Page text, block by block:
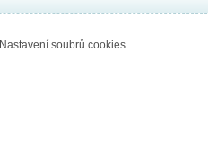
Nastavení soubrů cookies